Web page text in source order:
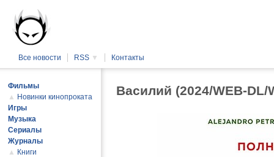
Все новости RSS ▼ Контакты
Василий (2024/WEB-DL/
Фильмы
▲ Новинки кинопроката
Игры
Музыка
Сериалы
Журналы
▲ Книги